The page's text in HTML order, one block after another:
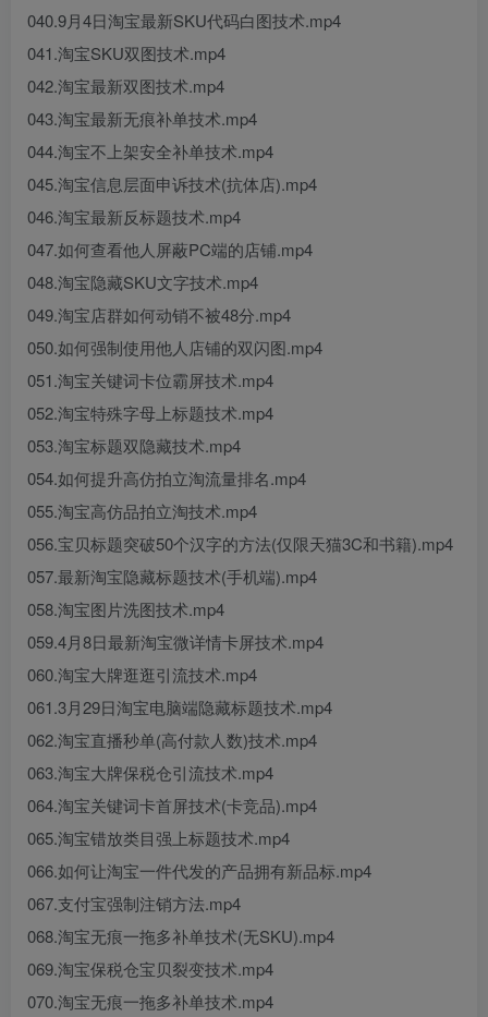
040.9月4日淘宝最新SKU代码白图技术.mp4
041.淘宝SKU双图技术.mp4
042.淘宝最新双图技术.mp4
043.淘宝最新无痕补单技术.mp4
044.淘宝不上架安全补单技术.mp4
045.淘宝信息层面申诉技术(抗体店).mp4
046.淘宝最新反标题技术.mp4
047.如何查看他人屏蔽PC端的店铺.mp4
048.淘宝隐藏SKU文字技术.mp4
049.淘宝店群如何动销不被48分.mp4
050.如何强制使用他人店铺的双闪图.mp4
051.淘宝关键词卡位霸屏技术.mp4
052.淘宝特殊字母上标题技术.mp4
053.淘宝标题双隐藏技术.mp4
054.如何提升高仿拍立淘流量排名.mp4
055.淘宝高仿品拍立淘技术.mp4
056.宝贝标题突破50个汉字的方法(仅限天猫3C和书籍).mp4
057.最新淘宝隐藏标题技术(手机端).mp4
058.淘宝图片洗图技术.mp4
059.4月8日最新淘宝微详情卡屏技术.mp4
060.淘宝大牌逛逛引流技术.mp4
061.3月29日淘宝电脑端隐藏标题技术.mp4
062.淘宝直播秒单(高付款人数)技术.mp4
063.淘宝大牌保税仓引流技术.mp4
064.淘宝关键词卡首屏技术(卡竞品).mp4
065.淘宝错放类目强上标题技术.mp4
066.如何让淘宝一件代发的产品拥有新品标.mp4
067.支付宝强制注销方法.mp4
068.淘宝无痕一拖多补单技术(无SKU).mp4
069.淘宝保税仓宝贝裂变技术.mp4
070.淘宝无痕一拖多补单技术.mp4